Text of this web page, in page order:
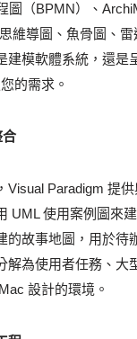
圖（BPMN）、
維導圖、魚骨圖、
建模軟體系統，還是
的需求。
Visual Paradigm 提
UML 使用案例圖來
的故事地圖，用於待
解為使用者任務、大
設計的環境。